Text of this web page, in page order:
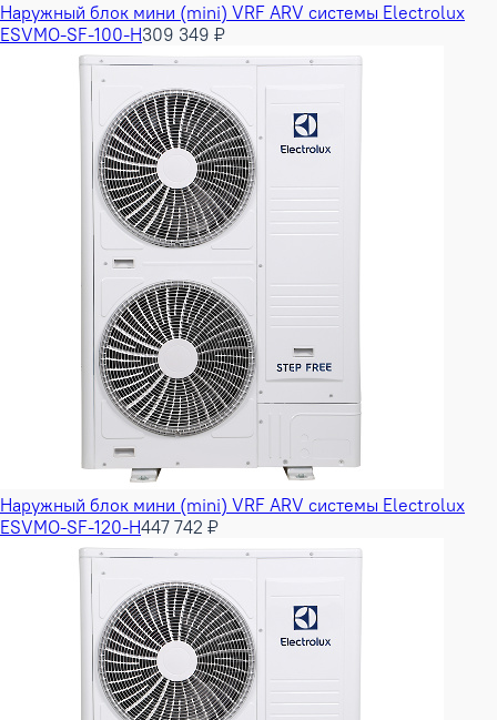
Наружный блок мини (mini) VRF ARV системы Electrolux
ESVMO-SF-100-H309 349 ₽
Наружный блок мини (mini) VRF ARV системы Electrolux
ESVMO-SF-120-H447 742 ₽